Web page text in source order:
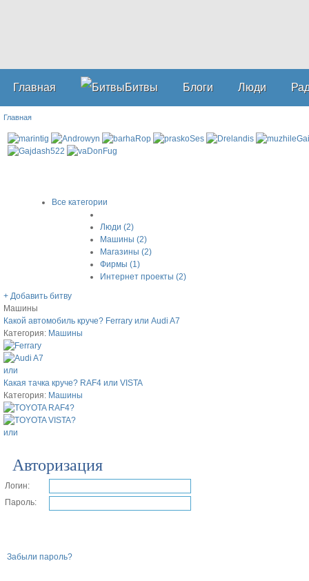
Главная Битвы Блоги Люди
Главная
Все категории
Люди (2)
Машины (2)
Магазины (2)
Фирмы (1)
Интернет проекты (2)
+ Добавить битву
Машины
Какой автомобиль круче? Ferrary или Audi A7
Категория: Машины
или
Какая тачка круче? RAF4 или VISTA
Категория: Машины
или
Авторизация
Логин:
Пароль:
Забыли пароль?